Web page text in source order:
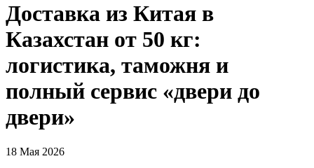
Доставка из Китая в
Казахстан от 50 кг:
логистика, таможня и
полный сервис «двери до
двери»
18 Мая 2026